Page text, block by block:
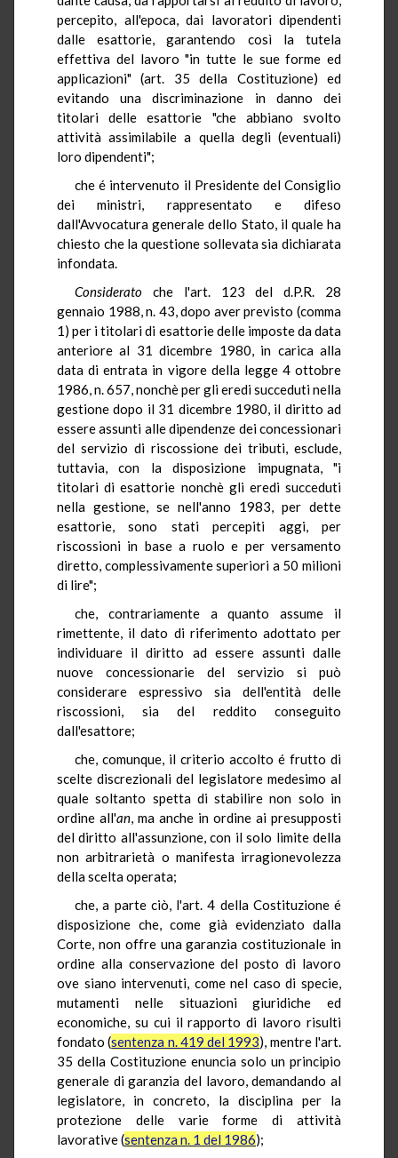
percepito, all'epoca, dai lavoratori dipendenti
dalle esattorie, garantendo così la tutela
effettiva del lavoro "in tutte le sue forme ed
applicazioni" (art. 35 della Costituzione) ed
evitando una discriminazione in danno dei
titolari delle esattorie "che abbiano svolto
attività assimilabile a quella degli (eventuali)
loro dipendenti";
che é intervenuto il Presidente del Consiglio
dei ministri, rappresentato e difeso
dall'Avvocatura generale dello Stato, il quale ha
chiesto che la questione sollevata sia dichiarata
infondata.
Considerato che l'art. 123 del d.P.R. 28
gennaio 1988, n. 43, dopo aver previsto (comma
1) per i titolari di esattorie delle imposte da data
anteriore al 31 dicembre 1980, in carica alla
data di entrata in vigore della legge 4 ottobre
1986, n. 657, nonchè per gli eredi succeduti nella
gestione dopo il 31 dicembre 1980, il diritto ad
essere assunti alle dipendenze dei concessionari
del servizio di riscossione dei tributi, esclude,
tuttavia, con la disposizione impugnata, "i
titolari di esattorie nonchè gli eredi succeduti
nella gestione, se nell'anno 1983, per dette
esattorie, sono stati percepiti aggi, per
riscossioni in base a ruolo e per versamento
diretto, complessivamente superiori a 50 milioni
di lire";
che, contrariamente a quanto assume il
rimettente, il dato di riferimento adottato per
individuare il diritto ad essere assunti dalle
nuove concessionarie del servizio si può
considerare espressivo sia dell'entità delle
riscossioni, sia del reddito conseguito
dall'esattore;
che, comunque, il criterio accolto é frutto di
scelte discrezionali del legislatore medesimo al
quale soltanto spetta di stabilire non solo in
ordine all'an, ma anche in ordine ai presupposti
del diritto all'assunzione, con il solo limite della
non arbitrarietà o manifesta irragionevolezza
della scelta operata;
che, a parte ciò, l'art. 4 della Costituzione é
disposizione che, come già evidenziato dalla
Corte, non offre una garanzia costituzionale in
ordine alla conservazione del posto di lavoro
ove siano intervenuti, come nel caso di specie,
mutamenti nelle situazioni giuridiche ed
economiche, su cui il rapporto di lavoro risulti
fondato (sentenza n. 419 del 1993), mentre l'art.
35 della Costituzione enuncia solo un principio
generale di garanzia del lavoro, demandando al
legislatore, in concreto, la disciplina per la
protezione delle varie forme di attività
lavorative (sentenza n. 1 del 1986);